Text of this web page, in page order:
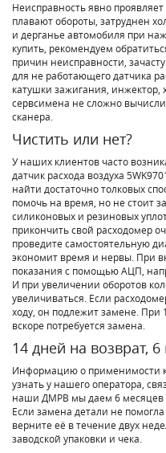
Неисправность явно
плавают обороты, затруднен
и дерганье автомобиля при
купить, рекомендуем
причин неисправности,
для не работающего датчика
катушки зажигания, инжектор,
сервсимена не сложно
сканера.
Чистить или нет?
У наших клиентов часто
датчик расхода воздуха
найти достаточно толковых
помочь на время, но не стоит
силиконовых и резиновых
прикончить свой расходомер
проведите самостоятельную
экономит время и нервы. При
показания с помощью АЦП,
И при увеличении оборотов
увеличиваться. Если
ходу, он подлежит замене. При
вскоре потребуется замена.
14 дней на возврат,
Информацию о применимости
узнать у нашего оператора,
наши ДМРВ мы даем 6 месяцев
Если замена детали не
верните её в течение двух
заводской упаковки и чека.